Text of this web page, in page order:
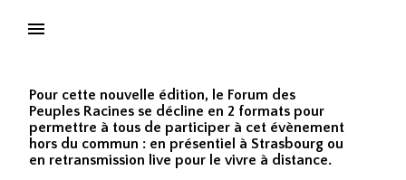
Pour cette nouvelle édition, le Forum des
Peuples Racines se décline en 2 formats pour
permettre à tous de participer à cet évènement
hors du commun : en présentiel à Strasbourg ou
en retransmission live pour le vivre à distance.